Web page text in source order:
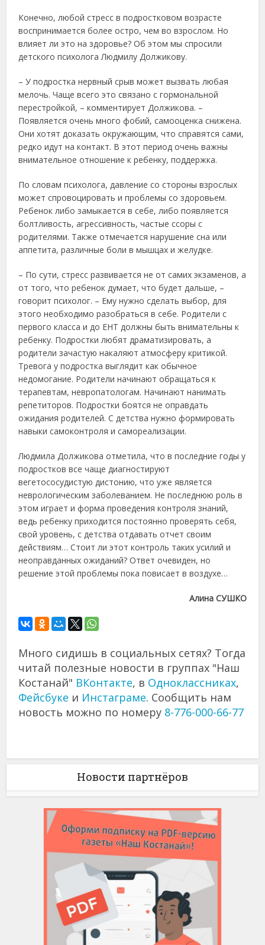
Конечно, любой стресс в подростковом возрасте
воспринимается более остро, чем во взрослом. Но
влияет ли это на здоровье? Об этом мы спросили
детского психолога Людмилу Должикову.
– У подростка нервный срыв может вызвать любая
мелочь. Чаще всего это связано с гормональной
перестройкой, – комментирует Должикова. –
Появляется очень много фобий, самооценка снижена.
Они хотят доказать окружающим, что справятся сами,
редко идут на контакт. В этот период очень важны
внимательное отношение к ребенку, поддержка.
По словам психолога, давление со стороны взрослых
может спровоцировать и проблемы со здоровьем.
Ребенок либо замыкается в себе, либо появляется
болтливость, агрессивность, частые ссоры с
родителями. Также отмечается нарушение сна или
аппетита, различные боли в мышцах и желудке.
– По сути, стресс развивается не от самих экзаменов, а
от того, что ребенок думает, что будет дальше, –
говорит психолог. – Ему нужно сделать выбор, для
этого необходимо разобраться в себе. Родители с
первого класса и до ЕНТ должны быть внимательны к
ребенку. Подростки любят драматизировать, а
родители зачастую накаляют атмосферу критикой.
Тревога у подростка выглядит как обычное
недомогание. Родители начинают обращаться к
терапевтам, невропатологам. Начинают нанимать
репетиторов. Подростки боятся не оправдать
ожидания родителей. С детства нужно формировать
навыки самоконтроля и самореализации.
Людмила Должикова отметила, что в последние годы у
подростков все чаще диагностируют
вегетососудистую дистонию, что уже является
неврологическим заболеванием. Не последнюю роль в
этом играет и форма проведения контроля знаний,
ведь ребенку приходится постоянно проверять себя,
свой уровень, с детства отдавать отчет своим
действиям… Стоит ли этот контроль таких усилий и
неоправданных ожиданий? Ответ очевиден, но
решение этой проблемы пока повисает в воздухе…
Алина СУШКО
Много сидишь в социальных сетях? Тогда
читай полезные новости в группах "Наш
Костанай" ВКонтакте, в Одноклассниках,
Фейсбуке и Инстаграме. Сообщить нам
новость можно по номеру 8-776-000-66-77
Новости партнёров